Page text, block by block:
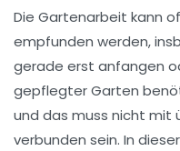
Die Gartenarbeit kann
empfunden werden,
gerade erst anfangen
gepflegter Garten
und das muss nicht mit
verbunden sein. In